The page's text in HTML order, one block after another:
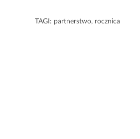
TAGI: partnerstwo, rocznica